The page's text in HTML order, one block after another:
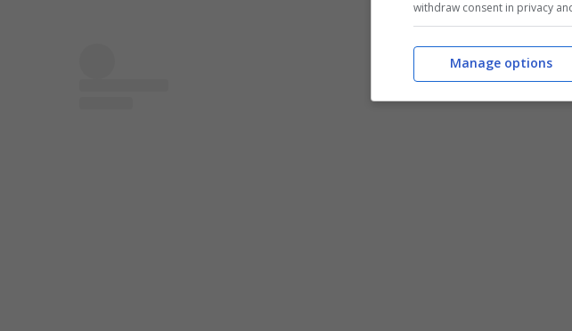
withdraw consent in privacy
Manage options